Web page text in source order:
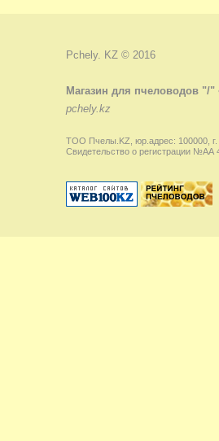
Pchely. KZ © 2016
Магазин для пчеловодов "/"
pchely.kz
ТОО Пчелы.KZ, юр.адрес: 100000, г.
Свидетельство о регистрации №АА